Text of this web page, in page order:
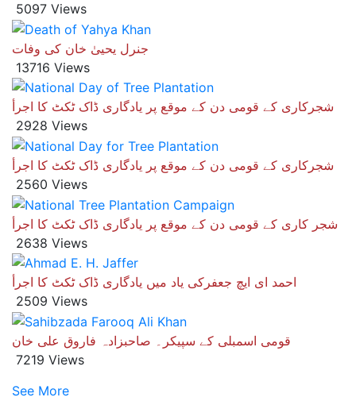
5097 Views
جنرل یحییٰ خان کی وفات
13716 Views
شجرکاری کے قومی دن کے موقع پر یادگاری ڈاک ٹکٹ کا اجرأ
2928 Views
شجرکاری کے قومی دن کے موقع پر یادگاری ڈاک ٹکٹ کا اجرأ
2560 Views
شجر کاری کے قومی دن کے موقع پر یادگاری ڈاک ٹکٹ کا اجرأ
2638 Views
احمد ای ایچ جعفرکی یاد میں یادگاری ڈاک ٹکٹ کا اجرأ
2509 Views
قومی اسمبلی کے سپیکر۔ صاحبزادہ فاروق علی خان
7219 Views
See More